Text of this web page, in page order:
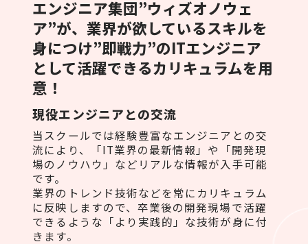
エンジニア集団”ウィズオノウェ
ア”が、業界が欲しているスキルを
身につけ”即戦力”のITエンジニア
として活躍できるカリキュラムを用
意！
現役エンジニアとの交流
当スクールでは経験豊富なエンジニアとの交
流により、「IT業界の最新情報」や「開発現
場のノウハウ」などリアルな情報が入手可能
です。
業界のトレンド技術などを常にカリキュラム
に反映しますので、卒業後の開発現場で活躍
できるような「より実践的」な技術が身に付
きます。